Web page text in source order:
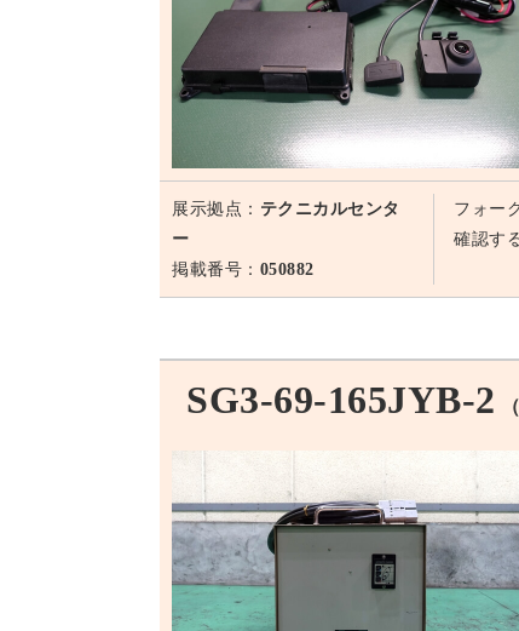
展示拠点： テクニカルセンタ
ー
掲載番号： 050882
フォー
確認す
SG3-69-165JYB-2